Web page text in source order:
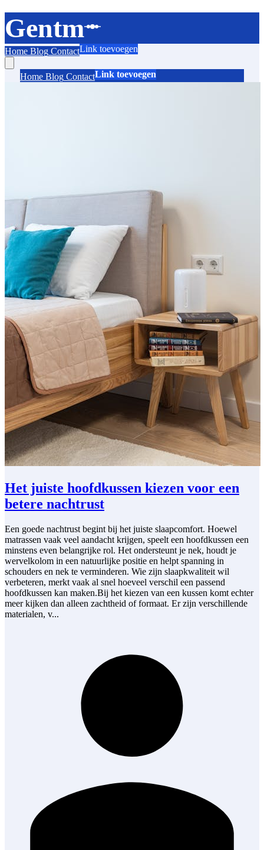
Gentm
Home Blog ContactLink toevoegen
HomeBlogContactLink toevoegen
Het juiste hoofdkussen kiezen voor een
betere nachtrust
Een goede nachtrust begint bij het juiste slaapcomfort. Hoewel
matrassen vaak veel aandacht krijgen, speelt een hoofdkussen een
minstens even belangrijke rol. Het ondersteunt je nek, houdt je
wervelkolom in een natuurlijke positie en helpt spanning in
schouders en nek te verminderen. Wie zijn slaapkwaliteit wil
verbeteren, merkt vaak al snel hoeveel verschil een passend
hoofdkussen kan maken.Bij het kiezen van een kussen komt echter
meer kijken dan alleen zachtheid of formaat. Er zijn verschillende
materialen, v...